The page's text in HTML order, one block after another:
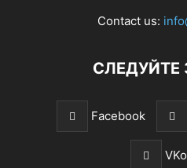
Contact us:
СЛЕДУЙТЕ
Facebook